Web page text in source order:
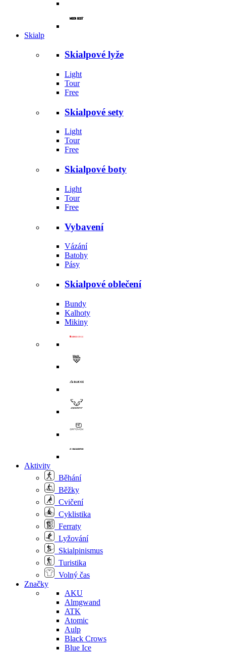
Skialp
Skialpové lyže
Light
Tour
Free
Skialpové sety
Light
Tour
Free
Skialpové boty
Light
Tour
Free
Vybavení
Vázání
Batohy
Pásy
Skialpové oblečení
Bundy
Kalhoty
Mikiny
Aktivity
Běhání
Běžky
Cvičení
Cyklistika
Ferraty
Lyžování
Skialpinismus
Turistika
Volný čas
Značky
AKU
Almgwand
ATK
Atomic
Aulp
Black Crows
Blue Ice